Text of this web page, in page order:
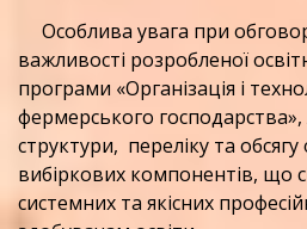
Особлива увага при
важливості розробленої
програми «Організація і
фермерського господарства»,
структури, переліку та обсягу
вибіркових компонентів, що
системних та якісних